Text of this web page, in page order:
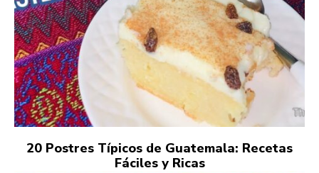
20 Postres Típicos de Guatemala: Recetas
Fáciles y Ricas